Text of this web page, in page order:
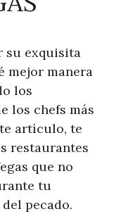
su exquisita
mejor manera
los
los chefs más
artículo, te
restaurantes
que no
tu
pecado.